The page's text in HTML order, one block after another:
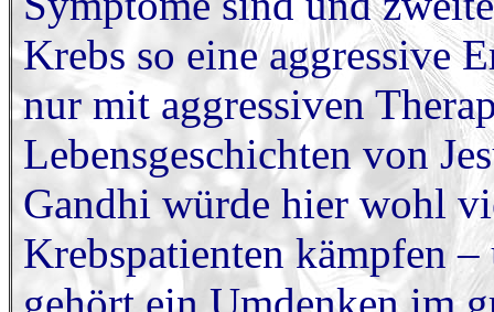
Krebs so eine aggressive
nur mit aggressiven
Lebensgeschichten von
Gandhi würde hier wohl
Krebspatienten kämpfen